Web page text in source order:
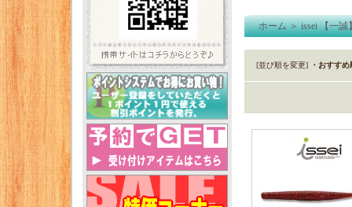
ホーム＞issei 【一誠
[並び順を変更] ・おすすめ